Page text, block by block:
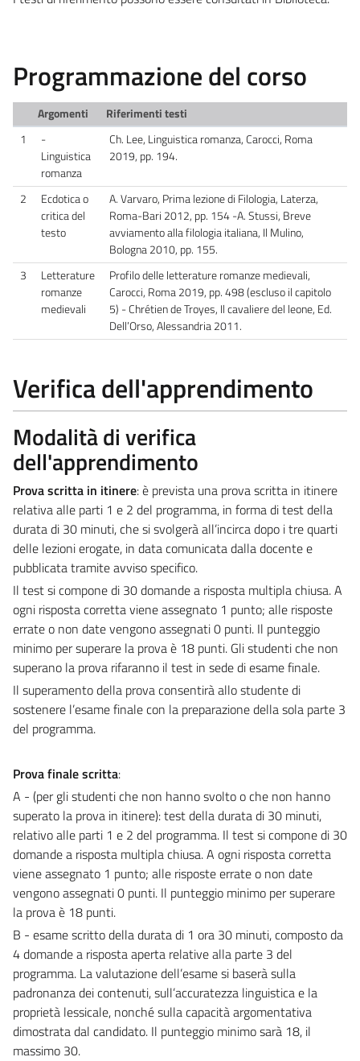
Programmazione del corso
Argomenti
Riferimenti testi
1
-
Linguistica
romanza
Ch. Lee, Linguistica romanza, Carocci, Roma
2019, pp. 194.
2
Ecdotica o
critica del
testo
A. Varvaro, Prima lezione di Filologia, Laterza,
Roma-Bari 2012, pp. 154 -A. Stussi, Breve
avviamento alla filologia italiana, Il Mulino,
Bologna 2010, pp. 155.
3
Letterature
romanze
medievali
Profilo delle letterature romanze medievali,
Carocci, Roma 2019, pp. 498 (escluso il capitolo
5) - Chrétien de Troyes, Il cavaliere del leone, Ed.
Dell’Orso, Alessandria 2011.
Verifica dell'apprendimento
Modalità di verifica
dell'apprendimento
Prova scritta in itinere: è prevista una prova scritta in itinere
relativa alle parti 1 e 2 del programma, in forma di test della
durata di 30 minuti, che si svolgerà all’incirca dopo i tre quarti
delle lezioni erogate, in data comunicata dalla docente e
pubblicata tramite avviso specifico.
Il test si compone di 30 domande a risposta multipla chiusa. A
ogni risposta corretta viene assegnato 1 punto; alle risposte
errate o non date vengono assegnati 0 punti. Il punteggio
minimo per superare la prova è 18 punti. Gli studenti che non
superano la prova rifaranno il test in sede di esame finale.
Il superamento della prova consentirà allo studente di
sostenere l’esame finale con la preparazione della sola parte 3
del programma.
Prova finale scritta:
A - (per gli studenti che non hanno svolto o che non hanno
superato la prova in itinere): test della durata di 30 minuti,
relativo alle parti 1 e 2 del programma. Il test si compone di 30
domande a risposta multipla chiusa. A ogni risposta corretta
viene assegnato 1 punto; alle risposte errate o non date
vengono assegnati 0 punti. Il punteggio minimo per superare
la prova è 18 punti.
B - esame scritto della durata di 1 ora 30 minuti, composto da
4 domande a risposta aperta relative alla parte 3 del
programma. La valutazione dell’esame si baserà sulla
padronanza dei contenuti, sull’accuratezza linguistica e la
proprietà lessicale, nonché sulla capacità argomentativa
dimostrata dal candidato. Il punteggio minimo sarà 18, il
massimo 30.